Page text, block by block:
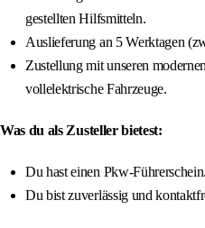
gestellten Hilfsmitteln.
Auslieferung an 5 Werktagen
Zustellung mit unseren
vollelektrische Fahrzeuge.
Was du als Zusteller bietest:
Du hast einen Pkw-Führerschein.
Du bist zuverlässig und